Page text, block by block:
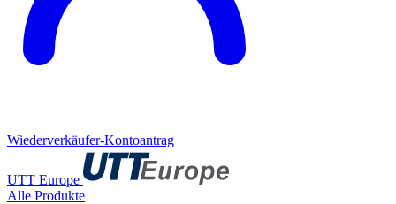
Wiederverkäufer-Kontoantrag
UTT Europe
Alle Produkte